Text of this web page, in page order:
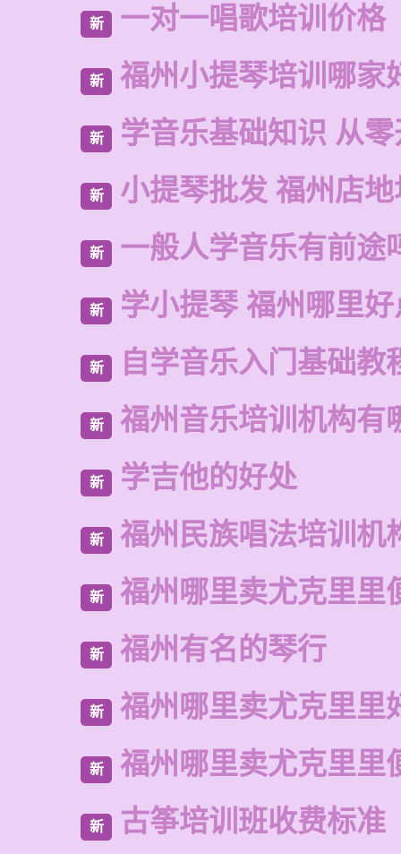
新 一对一唱歌培训价格
新 福州小提琴培训哪家
新 学音乐基础知识 从
新 小提琴批发 福州店
新 一般人学音乐有前途
新 学小提琴 福州哪里
新 自学音乐入门基础教
新 福州音乐培训机构有
新 学吉他的好处
新 福州民族唱法培训机
新 福州哪里卖尤克里里
新 福州有名的琴行
新 福州哪里卖尤克里里
新 福州哪里卖尤克里里
新 古筝培训班收费标准